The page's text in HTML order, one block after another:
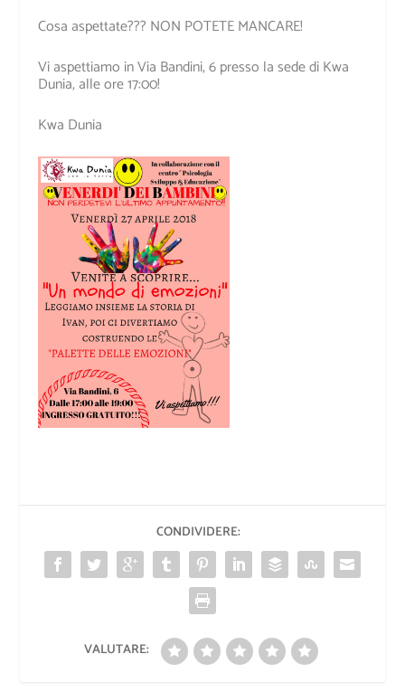
Cosa aspettate??? NON POTETE MANCARE!
Vi aspettiamo in Via Bandini, 6 presso la sede di Kwa
Dunia, alle ore 17:00!
Kwa Dunia
CONDIVIDERE:
VALUTARE: